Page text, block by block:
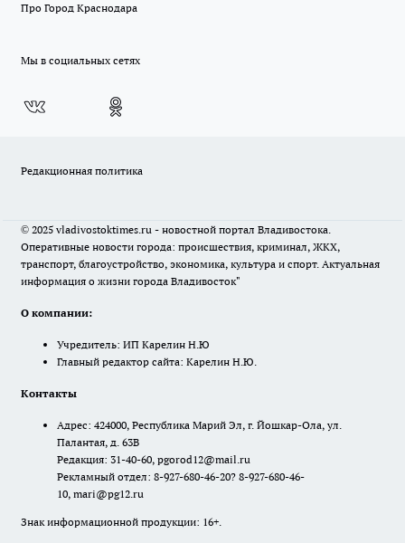
Про Город Краснодара
Мы в социальных сетях
Редакционная политика
© 2025 vladivostoktimes.ru - новостной портал Владивостока.
Оперативные новости города: происшествия, криминал, ЖКХ,
транспорт, благоустройство, экономика, культура и спорт. Актуальная
информация о жизни города Владивосток"
О компании:
Учредитель: ИП Карелин Н.Ю
Главный редактор сайта: Карелин Н.Ю.
Контакты
Адрес: 424000, Республика Марий Эл, г. Йошкар-Ола, ул.
Палантая, д. 63В
Редакция: 31-40-60, pgorod12@mail.ru
Рекламный отдел: 8-927-680-46-20? 8-927-680-46-
10, mari@pg12.ru
Знак информационной продукции: 16+.